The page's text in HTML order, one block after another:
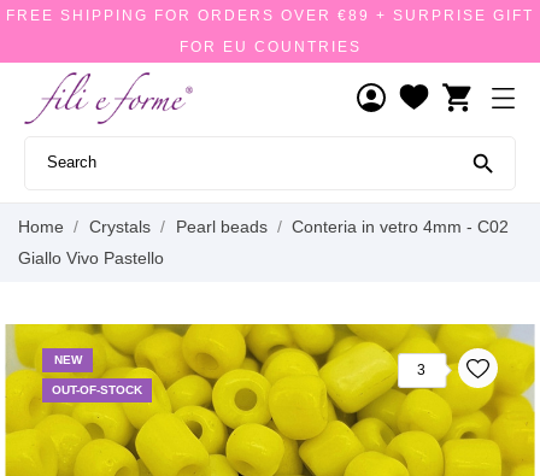
FREE SHIPPING FOR ORDERS OVER €89 + SURPRISE GIFT
FOR EU COUNTRIES
shopping_cart

Home Crystals Pearl beads
Conteria in vetro 4mm - C02
Giallo Vivo Pastello
NEW
OUT-OF-STOCK
3